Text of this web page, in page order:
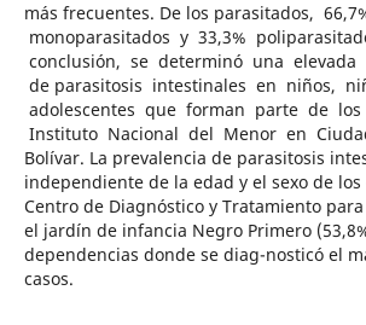
más frecuentes. De los parasitados,
monoparasitados y 33,3%
conclusión, se determinó una elevada
de parasitosis intestinales en niños,
adolescentes que forman parte de
Instituto Nacional del Menor en
Bolívar. La prevalencia de parasitosis
independiente de la edad y el sexo de los
Centro de Diagnóstico y Tratamiento
el jardín de infancia Negro Primero
dependencias donde se diag-nosticó el
casos.